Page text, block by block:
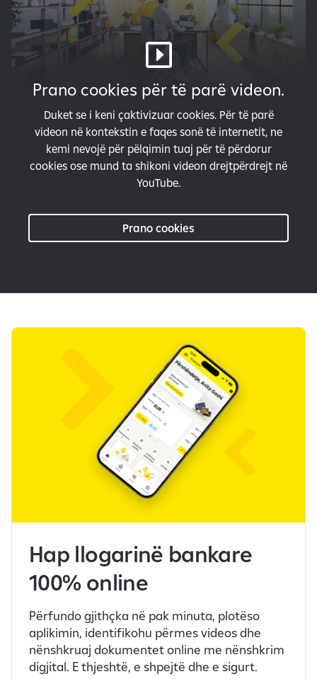
Prano cookies për të parë videon.
Duket se i keni çaktivizuar cookies. Për të parë
videon në kontekstin e faqes sonë të internetit, ne
kemi nevojë për pëlqimin tuaj për të përdorur
cookies ose mund ta shikoni videon drejtpërdrejt në
YouTube.
Prano cookies
Hap llogarinë bankare
100% online
Përfundo gjithçka në pak minuta, plotëso
aplikimin, identifikohu përmes videos dhe
nënshkruaj dokumentet online me nënshkrim
digjital. E thjeshtë, e shpejtë dhe e sigurt.